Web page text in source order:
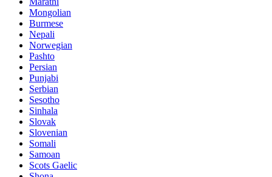
Mongolian
Burmese
Nepali
Norwegian
Pashto
Persian
Punjabi
Serbian
Sesotho
Sinhala
Slovak
Slovenian
Somali
Samoan
Scots Gaelic